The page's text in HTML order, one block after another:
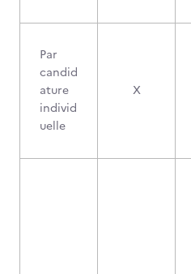
Par
candid
ature
individ
uelle
X